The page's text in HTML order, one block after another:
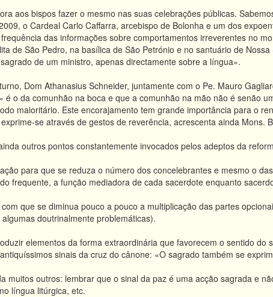
aos bispos fazer o mesmo nas suas celebrações públicas.
o Cardeal Carlo Caffarra, arcebispo de Bolonha e um dos
das informações sobre comportamentos irreverentes no
de São Pedro, na basílica de São Petrónio e no santuário de
de um ministro, apenas directamente sobre a língua».
Dom Athanasius Schneider, juntamente com o Pe. Mauro
é o da comunhão na boca e que a comunhão na mão não é senão
maioritário. Este encorajamento tem grande importância para o
se através de gestos de reverência, acrescenta ainda Mons.
outros pontos constantemente invocados pelos adeptos da
para que se reduza o número dos concelebrantes e mesmo o
frequente, a função mediadora de cada sacerdote enquanto
que se diminua pouco a pouco a multiplicação das partes
doutrinalmente problemáticas).
elementos da forma extraordinária que favorecem o sentido
sinais da cruz do cânone: «O sagrado também se
muitos outros: lembrar que o sinal da paz é uma acção sagrada e
língua litúrgica, etc.